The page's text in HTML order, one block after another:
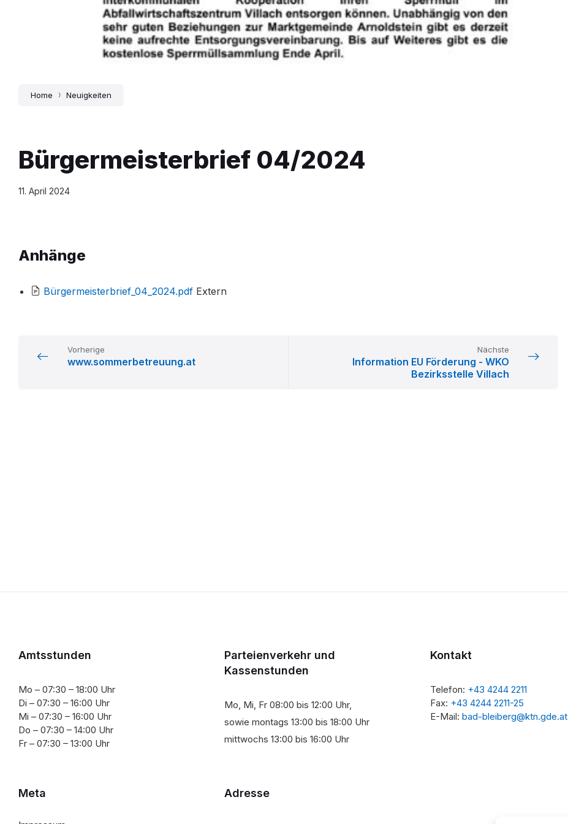
Home Neuigkeiten
Bürgermeisterbrief 04/2024
11. April 2024
Anhänge
Bürgermeisterbrief_04_2024.pdf File
Extern
Vorherige
www.sommerbetreuung.at
Nächste
Information EU Förderung - WKO
Bezirksstelle Villach
Amtsstunden
Mo – 07:30 – 18:00 Uhr
Di – 07:30 – 16:00 Uhr
Mi – 07:30 – 16:00 Uhr
Do – 07:30 – 14:00 Uhr
Fr – 07:30 – 13:00 Uhr
Parteienverkehr und
Kassenstunden
Mo, Mi, Fr 08:00 bis 12:00 Uhr,
sowie montags 13:00 bis 18:00 Uhr
mittwochs 13:00 bis 16:00 Uhr
Kontakt
Telefon: +43 4244 2211
Fax: +43 4244 2211-25
E-Mail: bad-bleiberg@ktn.gde.at
Meta Adresse